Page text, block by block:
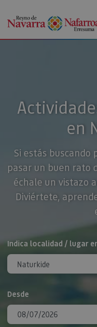
en
Si estás buscando
pasar un buen rato
échale un vistazo
Diviértete,
BUSCAR
Indica localidad / lugar
Desde